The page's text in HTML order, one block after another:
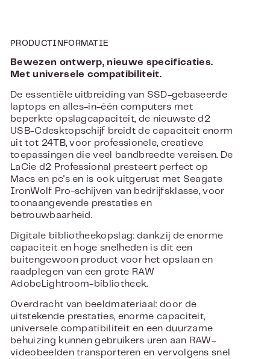
PRODUCTINFORMATIE
Bewezen ontwerp, nieuwe specificaties.
Met universele compatibiliteit.
De essentiële uitbreiding van SSD-gebaseerde
laptops en alles-in-één computers met
beperkte opslagcapaciteit, de nieuwste d2
USB-Cdesktopschijf breidt de capaciteit enorm
uit tot 24TB, voor professionele, creatieve
toepassingen die veel bandbreedte vereisen. De
LaCie d2 Professional presteert perfect op
Macs en pc's en is ook uitgerust met Seagate
IronWolf Pro-schijven van bedrijfsklasse, voor
toonaangevende prestaties en
betrouwbaarheid.
Digitale bibliotheekopslag: dankzij de enorme
capaciteit en hoge snelheden is dit een
buitengewoon product voor het opslaan en
raadplegen van een grote RAW
AdobeLightroom-bibliotheek.
Overdracht van beeldmateriaal: door de
uitstekende prestaties, enorme capaciteit,
universele compatibiliteit en een duurzame
behuizing kunnen gebruikers uren aan RAW-
videobeelden transporteren en vervolgens snel